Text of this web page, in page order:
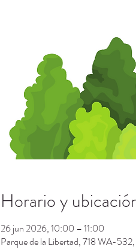
Horario y
26 jun 2026, 10:00 – 11:00
Parque de la Libertad, 718 WA-